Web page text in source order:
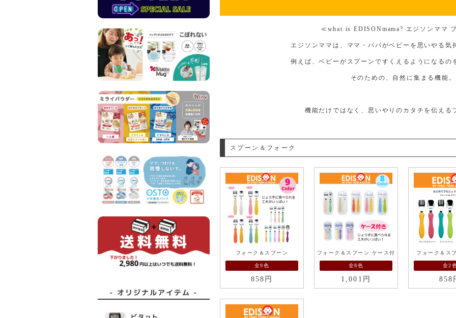
≪what is EDISONmama? エジソンママ
エジソンママは、ママ・パパがベビーを思いやる気
例えば、ベビーがスプーンですくえるようになるの
そのための、自然に集まる機能。
機能だけではなく、思いやりのカタチを伝える
スプーン＆フォーク
フォーク＆スプーン
全9色
858円
フォーク＆スプーン ケース付
全8色
1,001円
フォーク＆ス
全2
858